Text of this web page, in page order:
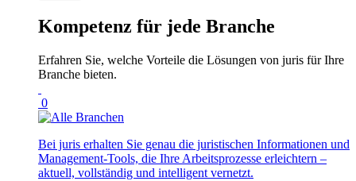
Kompetenz für jede Branche
Erfahren Sie, welche Vorteile die Lösungen von juris für Ihre
Branche bieten.
0
Bei juris erhalten Sie genau die juristischen Informationen und
Management-Tools, die Ihre Arbeitsprozesse erleichtern –
aktuell, vollständig und intelligent vernetzt.